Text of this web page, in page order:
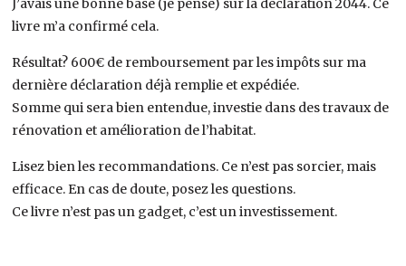
J’avais une bonne base (je pense) sur la déclaration 2044. Ce
livre m’a confirmé cela.
Résultat? 600€ de remboursement par les impôts sur ma
dernière déclaration déjà remplie et expédiée.
Somme qui sera bien entendue, investie dans des travaux de
rénovation et amélioration de l’habitat.
Lisez bien les recommandations. Ce n’est pas sorcier, mais
efficace. En cas de doute, posez les questions.
Ce livre n’est pas un gadget, c’est un investissement.